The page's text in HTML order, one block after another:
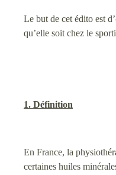
Le but de cet édito est
qu’elle soit chez le
1. Définition
En France, la
certaines huiles